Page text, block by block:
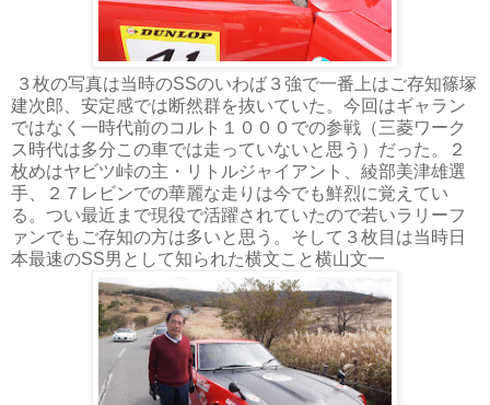
３枚の写真は当時のSSのいわば３強で一番上はご存知篠塚
建次郎、安定感では断然群を抜いていた。今回はギャラン
ではなく一時代前のコルト１０００での参戦（三菱ワーク
ス時代は多分この車では走っていないと思う）だった。２
枚めはヤビツ峠の主・リトルジャイアント、綾部美津雄選
手、２７レビンでの華麗な走りは今でも鮮烈に覚えてい
る。つい最近まで現役で活躍されていたので若いラリーフ
ァンでもご存知の方は多いと思う。そして３枚目は当時日
本最速のSS男として知られた横文こと横山文一